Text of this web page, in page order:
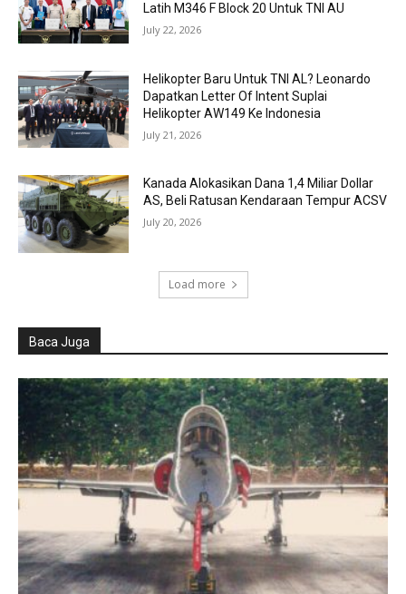
Latih M346 F Block 20 Untuk TNI AU
July 22, 2026
Helikopter Baru Untuk TNI AL? Leonardo
Dapatkan Letter Of Intent Suplai
Helikopter AW149 Ke Indonesia
July 21, 2026
Kanada Alokasikan Dana 1,4 Miliar Dollar
AS, Beli Ratusan Kendaraan Tempur ACSV
July 20, 2026
Load more
Baca Juga